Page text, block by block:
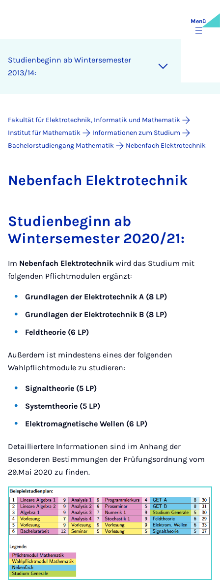
Menü
Studienbeginn ab Wintersemester
2013/14:
Fakultät für Elektrotechnik, Informatik und Mathematik
Institut für Mathematik
Informationen zum Studium
Bachelorstudiengang Mathematik
Nebenfach Elektrotechnik
Ne­ben­fach Elek­tro­tech­nik
Studienbeginn ab
Wintersemester 2020/21:
Im Nebenfach Elektrotechnik wird das Studium mit
folgenden Pflichtmodulen ergänzt:
Grundlagen der Elektrotechnik A (8 LP)
Grundlagen der Elektrotechnik B (8 LP)
Feldtheorie (6 LP)
Außerdem ist mindestens eines der folgenden
Wahlpflichtmodule zu studieren:
Signaltheorie (5 LP)
Systemtheorie (5 LP)
Elektromagnetische Wellen (6 LP)
Detailliertere Informationen sind im Anhang der
Besonderen Bestimmungen der Prüfungsordnung vom
29.Mai 2020 zu finden.